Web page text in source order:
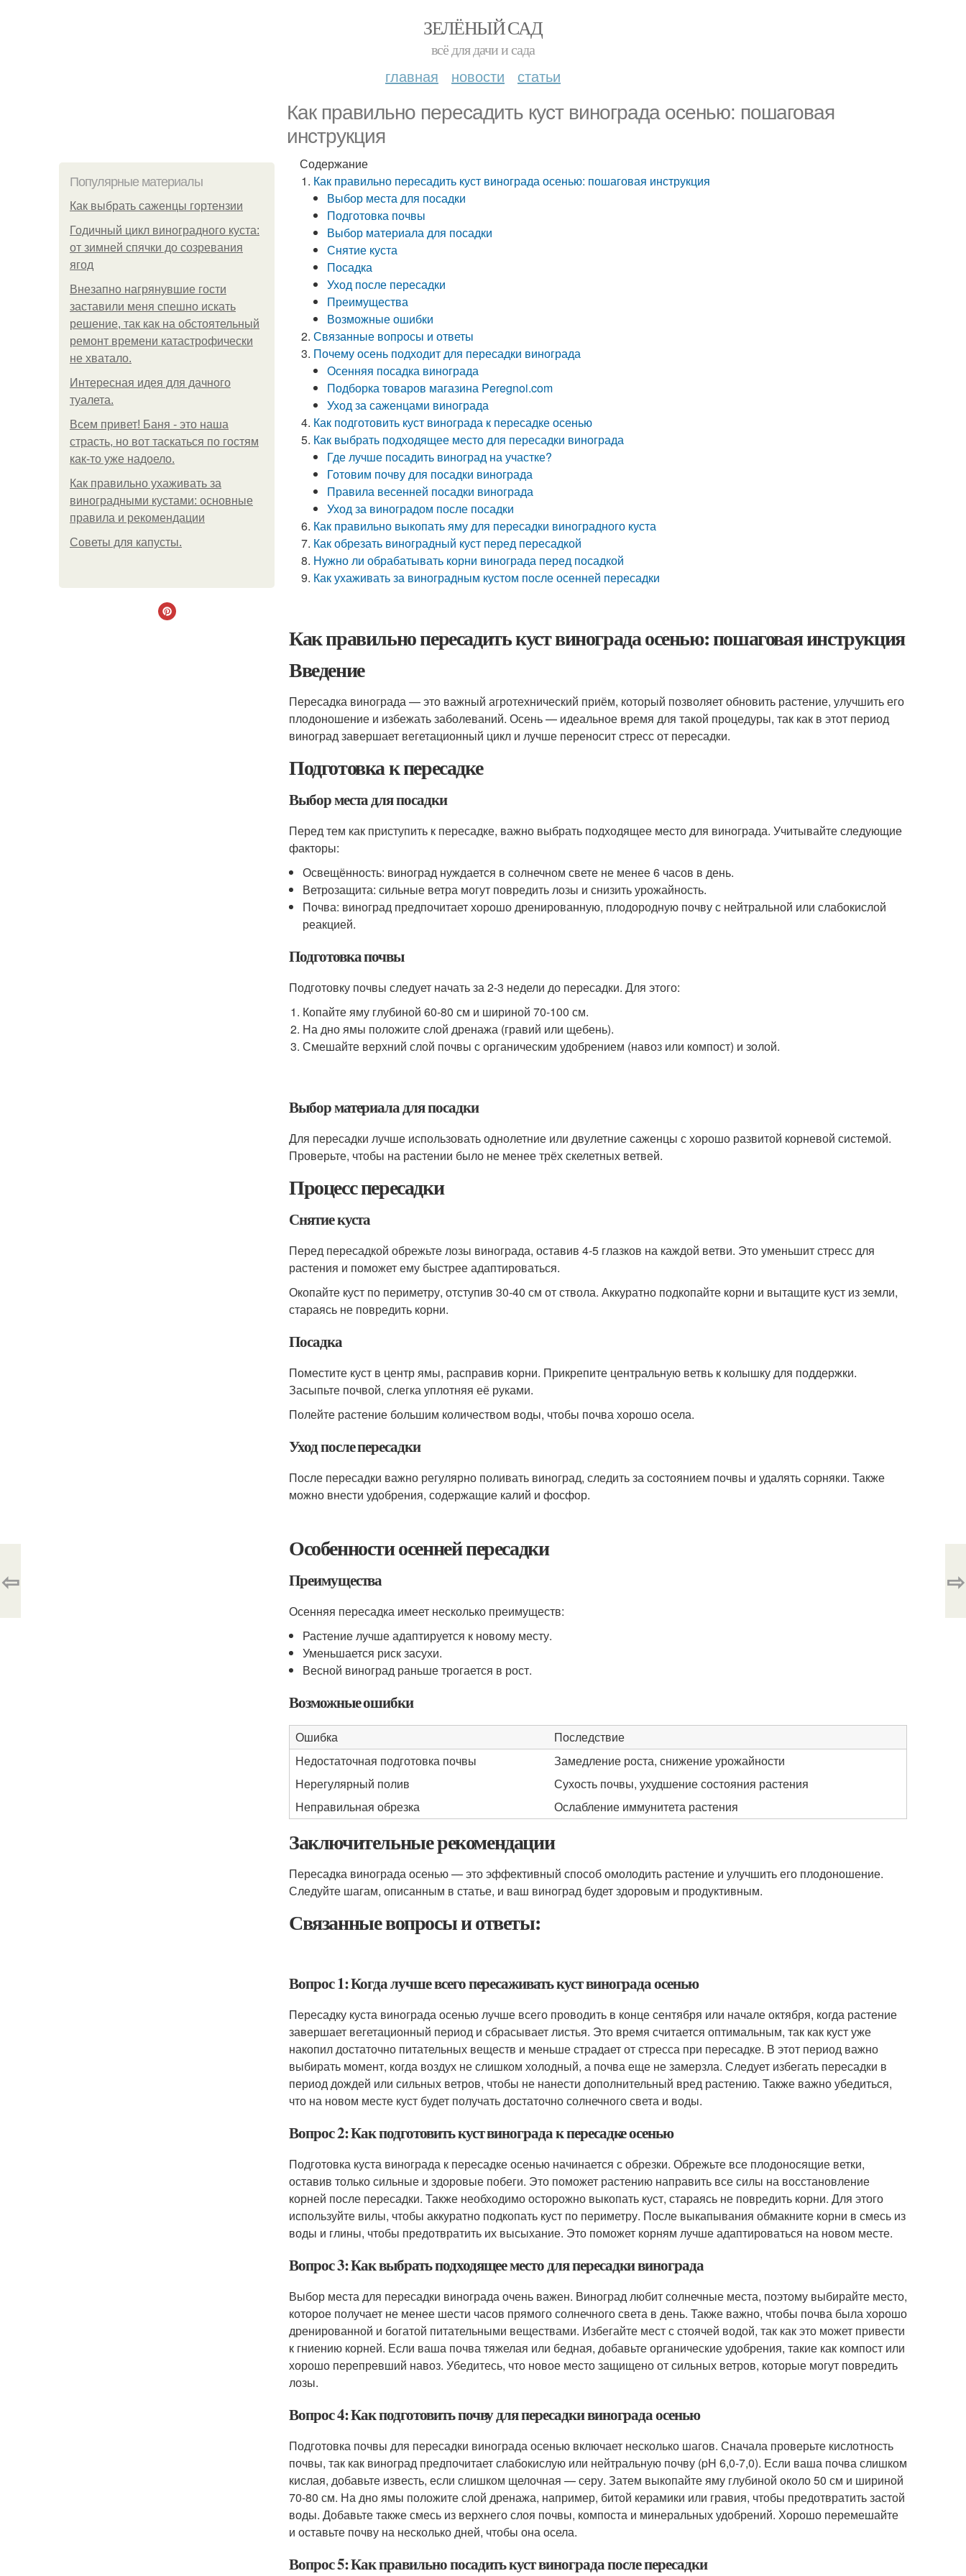
ЗЕЛЁНЫЙ САД
всё для дачи и сада
главная новости статьи
Как правильно пересадить куст винограда осенью: пошаговая
инструкция
Популярные материалы
Как выбрать саженцы гортензии
Годичный цикл виноградного куста:
от зимней спячки до созревания
ягод
Внезапно нагрянувшие гости
заставили меня спешно искать
решение, так как на обстоятельный
ремонт времени катастрофически
не хватало.
Интересная идея для дачного
туалета.
Всем привет! Баня - это наша
страсть, но вот таскаться по гостям
как-то уже надоело.
Как правильно ухаживать за
виноградными кустами: основные
правила и рекомендации
Советы для капусты.
Содержание
Как правильно пересадить куст винограда осенью: пошаговая инструкция
Выбор места для посадки
Подготовка почвы
Выбор материала для посадки
Снятие куста
Посадка
Уход после пересадки
Преимущества
Возможные ошибки
Связанные вопросы и ответы
Почему осень подходит для пересадки винограда
Осенняя посадка винограда
Подборка товаров магазина Peregnoi.com
Уход за саженцами винограда
Как подготовить куст винограда к пересадке осенью
Как выбрать подходящее место для пересадки винограда
Где лучше посадить виноград на участке?
Готовим почву для посадки винограда
Правила весенней посадки винограда
Уход за виноградом после посадки
Как правильно выкопать яму для пересадки виноградного куста
Как обрезать виноградный куст перед пересадкой
Нужно ли обрабатывать корни винограда перед посадкой
Как ухаживать за виноградным кустом после осенней пересадки
Как правильно пересадить куст винограда осенью: пошаговая инструкция
Введение
Пересадка винограда — это важный агротехнический приём, который позволяет обновить растение, улучшить его
плодоношение и избежать заболеваний. Осень — идеальное время для такой процедуры, так как в этот период
виноград завершает вегетационный цикл и лучше переносит стресс от пересадки.
Подготовка к пересадке
Выбор места для посадки
Перед тем как приступить к пересадке, важно выбрать подходящее место для винограда. Учитывайте следующие
факторы:
Освещённость: виноград нуждается в солнечном свете не менее 6 часов в день.
Ветрозащита: сильные ветра могут повредить лозы и снизить урожайность.
Почва: виноград предпочитает хорошо дренированную, плодородную почву с нейтральной или слабокислой
реакцией.
Подготовка почвы
Подготовку почвы следует начать за 2-3 недели до пересадки. Для этого:
Копайте яму глубиной 60-80 см и шириной 70-100 см.
На дно ямы положите слой дренажа (гравий или щебень).
Смешайте верхний слой почвы с органическим удобрением (навоз или компост) и золой.
Выбор материала для посадки
Для пересадки лучше использовать однолетние или двулетние саженцы с хорошо развитой корневой системой.
Проверьте, чтобы на растении было не менее трёх скелетных ветвей.
Процесс пересадки
Снятие куста
Перед пересадкой обрежьте лозы винограда, оставив 4-5 глазков на каждой ветви. Это уменьшит стресс для
растения и поможет ему быстрее адаптироваться.
Окопайте куст по периметру, отступив 30-40 см от ствола. Аккуратно подкопайте корни и вытащите куст из земли,
стараясь не повредить корни.
Посадка
Поместите куст в центр ямы, расправив корни. Прикрепите центральную ветвь к колышку для поддержки.
Засыпьте почвой, слегка уплотняя её руками.
Полейте растение большим количеством воды, чтобы почва хорошо осела.
Уход после пересадки
После пересадки важно регулярно поливать виноград, следить за состоянием почвы и удалять сорняки. Также
можно внести удобрения, содержащие калий и фосфор.
Особенности осенней пересадки
Преимущества
Осенняя пересадка имеет несколько преимуществ:
Растение лучше адаптируется к новому месту.
Уменьшается риск засухи.
Весной виноград раньше трогается в рост.
Возможные ошибки
Ошибка
Последствие
Недостаточная подготовка почвы
Замедление роста, снижение урожайности
Нерегулярный полив
Сухость почвы, ухудшение состояния растения
Неправильная обрезка
Ослабление иммунитета растения
Заключительные рекомендации
Пересадка винограда осенью — это эффективный способ омолодить растение и улучшить его плодоношение.
Следуйте шагам, описанным в статье, и ваш виноград будет здоровым и продуктивным.
Связанные вопросы и ответы:
Вопрос 1: Когда лучше всего пересаживать куст винограда осенью
Пересадку куста винограда осенью лучше всего проводить в конце сентября или начале октября, когда растение
завершает вегетационный период и сбрасывает листья. Это время считается оптимальным, так как куст уже
накопил достаточно питательных веществ и меньше страдает от стресса при пересадке. В этот период важно
выбирать момент, когда воздух не слишком холодный, а почва еще не замерзла. Следует избегать пересадки в
период дождей или сильных ветров, чтобы не нанести дополнительный вред растению. Также важно убедиться,
что на новом месте куст будет получать достаточно солнечного света и воды.
Вопрос 2: Как подготовить куст винограда к пересадке осенью
Подготовка куста винограда к пересадке осенью начинается с обрезки. Обрежьте все плодоносящие ветки,
оставив только сильные и здоровые побеги. Это поможет растению направить все силы на восстановление
корней после пересадки. Также необходимо осторожно выкопать куст, стараясь не повредить корни. Для этого
используйте вилы, чтобы аккуратно подкопать куст по периметру. После выкапывания обмакните корни в смесь из
воды и глины, чтобы предотвратить их высыхание. Это поможет корням лучше адаптироваться на новом месте.
Вопрос 3: Как выбрать подходящее место для пересадки винограда
Выбор места для пересадки винограда очень важен. Виноград любит солнечные места, поэтому выбирайте место,
которое получает не менее шести часов прямого солнечного света в день. Также важно, чтобы почва была хорошо
дренированной и богатой питательными веществами. Избегайте мест с стоячей водой, так как это может привести
к гниению корней. Если ваша почва тяжелая или бедная, добавьте органические удобрения, такие как компост или
хорошо перепревший навоз. Убедитесь, что новое место защищено от сильных ветров, которые могут повредить
лозы.
Вопрос 4: Как подготовить почву для пересадки винограда осенью
Подготовка почвы для пересадки винограда осенью включает несколько шагов. Сначала проверьте кислотность
почвы, так как виноград предпочитает слабокислую или нейтральную почву (pH 6,0-7,0). Если ваша почва слишком
кислая, добавьте известь, если слишком щелочная — серу. Затем выкопайте яму глубиной около 50 см и шириной
70-80 см. На дно ямы положите слой дренажа, например, битой керамики или гравия, чтобы предотвратить застой
воды. Добавьте также смесь из верхнего слоя почвы, компоста и минеральных удобрений. Хорошо перемешайте
и оставьте почву на несколько дней, чтобы она осела.
Вопрос 5: Как правильно посадить куст винограда после пересадки
⇦ ⇨